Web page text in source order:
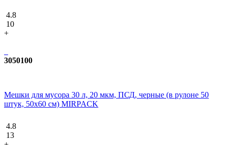
4.8
10
+
3050100
Мешки для мусора 30 л, 20 мкм, ПСД, черные (в рулоне 50
штук, 50х60 см) MIRPACK
4.8
13